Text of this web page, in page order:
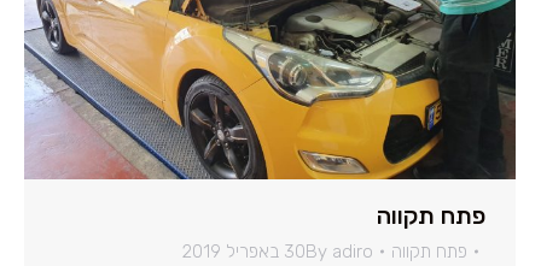
פתח תקווה
פתח תקווה By adiro 30 באפריל 2019